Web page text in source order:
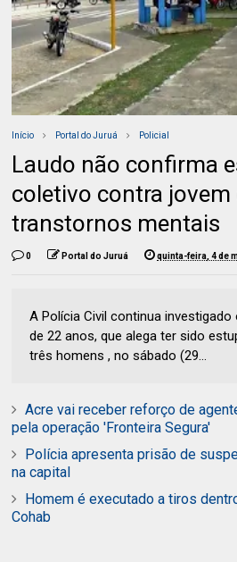
Início Portal do Juruá Policial
Laudo não confirma
coletivo contra jovem
transtornos mentais
0 Portal do Juruá quinta-feira, 4 de
A Polícia Civil continua
de 22 anos, que alega ter sido
três homens , no sábado (29...
Acre vai receber reforço de
pela operação 'Fronteira Segura'
Polícia apresenta prisão de
na capital
Homem é executado a tiros
Cohab